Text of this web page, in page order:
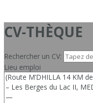
CV-THÈQUE
Rechercher un CV:
Lieu emploi